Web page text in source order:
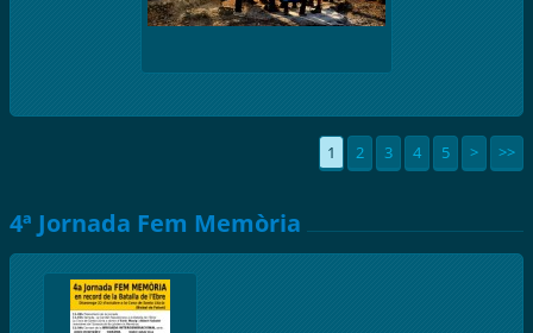
1 2 3 4 5 > >>
4ª Jornada Fem Memòria